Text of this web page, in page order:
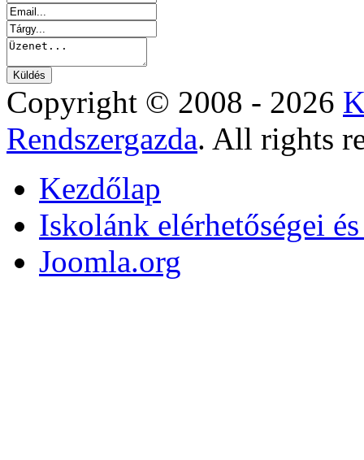
Copyright © 2008 - 2026
Rendszergazda. All rights
Kezdőlap
Iskolánk elérhetőségei
Joomla.org